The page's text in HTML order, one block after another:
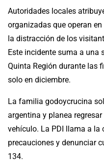
Autoridades locales
organizadas que operan
la distracción de los
Este incidente suma a una
Quinta Región durante las
solo en diciembre.
La familia godoycrucina
argentina y planea
vehículo. La PDI llama a la
precauciones y denunciar
134.